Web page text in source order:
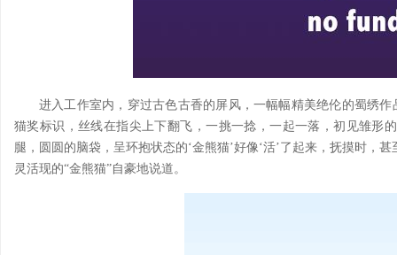
进入工作室内，穿过古色古香的屏风，一幅幅精美绝伦的蜀绣
猫奖标识，丝线在指尖上下翻飞，一挑一捻，一起一落，初见雏形
腿，圆圆的脑袋，呈环抱状态的‘金熊猫’好像‘活’了起来，抚摸时，
灵活现的“金熊猫”自豪地说道。